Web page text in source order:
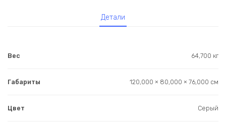
Детали
Вес 64,700 кг
Габариты 120,000 × 80,000 × 76,000 см
Цвет Серый